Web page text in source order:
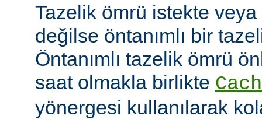
Tazelik ömrü istekte veya
değilse öntanımlı bir
Öntanımlı tazelik ömrü
saat olmakla birlikte
yönergesi kullanılarak